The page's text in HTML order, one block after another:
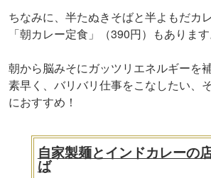
ちなみに、半たぬきそばと半よもだカ
「朝カレー定食」（390円）もあります
朝から脳みそにガッツリエネルギーを
素早く、バリバリ仕事をこなしたい、
におすすめ！
自家製麺とインドカレー
ば